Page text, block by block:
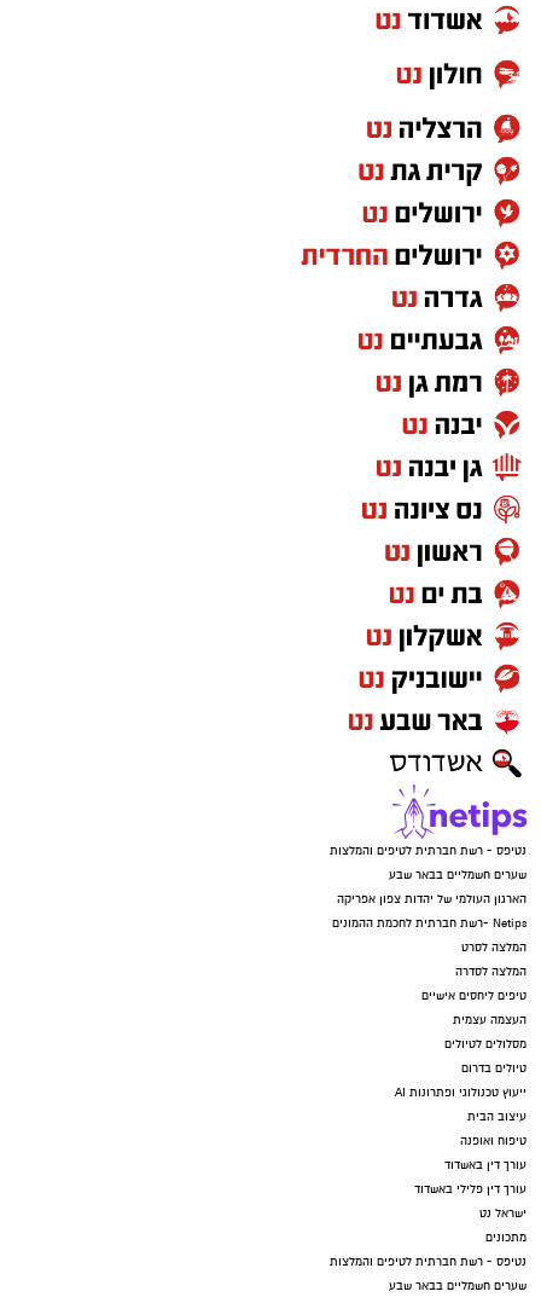
נטיפס - רשת חברתית לטיפים והמלצות
שערים חשמליים בבאר שבע
הארגון העולמי של יהדות צפון אפריקה
Netips -רשת חברתית לחכמת ההמונים
המלצה לסרט
המלצה לסדרה
טיפים ליחסים אישיים
העצמה עצמית
מסלולים לטיולים
טיולים בדרום
ייעוץ טכנולוגי ופתרונות AI
עיצוב הבית
טיפוח ואופנה
עורך דין באשדוד
עורך דין פלילי באשדוד
ישראל נט
מתכונים
נטיפס - רשת חברתית לטיפים והמלצות
שערים חשמליים בבאר שבע